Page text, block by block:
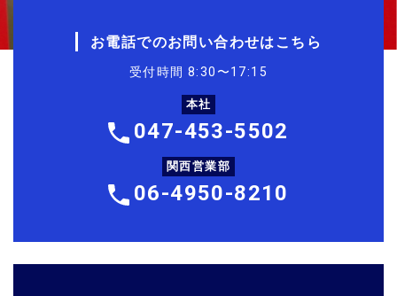
お電話でのお問い合わせはこちら
受付時間 8:30〜17:15
本社
047-453-5502
関西営業部
06-4950-8210